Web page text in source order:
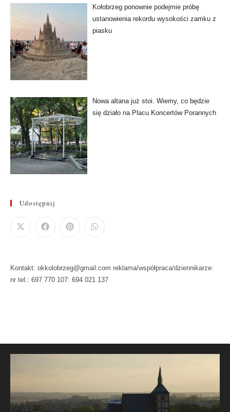
Kołobrzeg ponownie podejmie próbę
ustanowienia rekordu wysokości zamku z
piasku
Nowa altana już stoi. Wiemy, co będzie
się działo na Placu Koncertów Porannych
Udostępnij
Kontakt: okkolobrzeg@gmail.com reklama/współpraca/dziennikarze:
nr tel.: 697 770 107: 694 021 137